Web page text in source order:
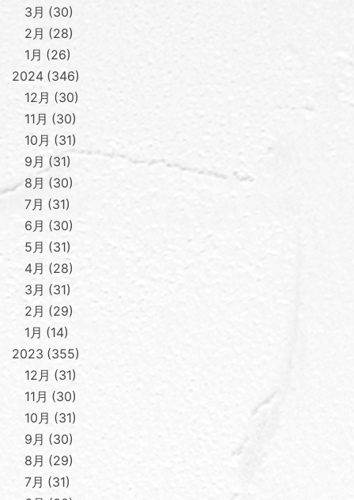
3月
30
2月
28
1月
26
2024 346
12月
30
11月
30
10月
31
9月
31
8月
30
7月
31
6月
30
5月
31
4月
28
3月
31
2月
29
1月
14
2023 355
12月
31
11月
30
10月
31
9月
30
8月
29
7月
31